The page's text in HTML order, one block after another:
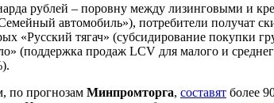
рублей – поровну между лизинговыми и
автомобиль»), потребители получат
«Русский тягач» (субсидирование покупки
(поддержка продаж LCV для малого и
по прогнозам Минпромторга, составят более